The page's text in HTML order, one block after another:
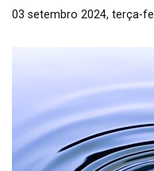
03 setembro 2024, terça-